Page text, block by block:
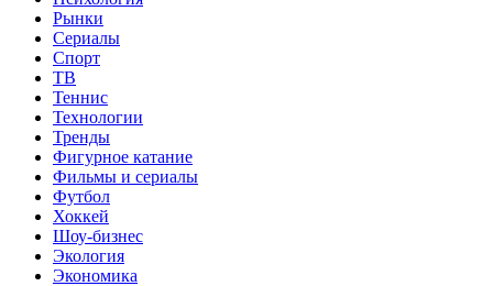
Рынки
Сериалы
Спорт
ТВ
Теннис
Технологии
Тренды
Фигурное катание
Фильмы и сериалы
Футбол
Хоккей
Шоу-бизнес
Экология
Экономика